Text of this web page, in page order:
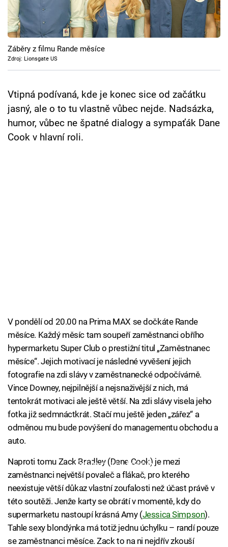
Cool Esport
Pořady
TV Program
Přihlášení
Záběry z filmu Rande měsíce
Zdroj: Lionsgate US
Vtipná podívaná, kde je konec sice od začátku
jasný, ale o to tu vlastně vůbec nejde. Nadsázka,
humor, vůbec ne špatné dialogy a sympaťák Dane
Cook v hlavní roli.
V pondělí od 20.00 na Prima MAX se dočkáte Rande
měsíce. Každý měsíc tam soupeří zaměstnanci obřího
hypermarketu Super Club o prestižní titul „Zaměstnanec
měsíce“. Jejich motivací je následné vyvěšení jejich
fotografie na zdi slávy v zaměstnanecké odpočívárně.
Vince Downey, nejpilnější a nejsnaživější z nich, má
tentokrát motivaci ale ještě větší. Na zdi slávy visela jeho
fotka již sedmnáctkrát. Stačí mu ještě jeden „zářez“ a
odměnou mu bude povýšení do managementu obchodu a
auto.
Failed to fetch
Naproti tomu Zack Bradley (Dane Cook) je mezi
zaměstnanci největší povaleč a flákač, pro kterého
neexistuje větší důkaz vlastní zoufalosti než účast právě v
této soutěži. Jenže karty se obrátí v momentě, kdy do
supermarketu nastoupí krásná Amy (Jessica Simpson).
Tahle sexy blondýnka má totiž jednu úchylku – randí pouze
se zaměstnanci měsíce. Zack to na ni nejdřív zkouší